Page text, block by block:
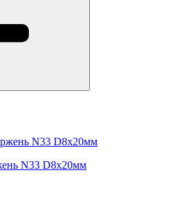
N33 D8x20мм